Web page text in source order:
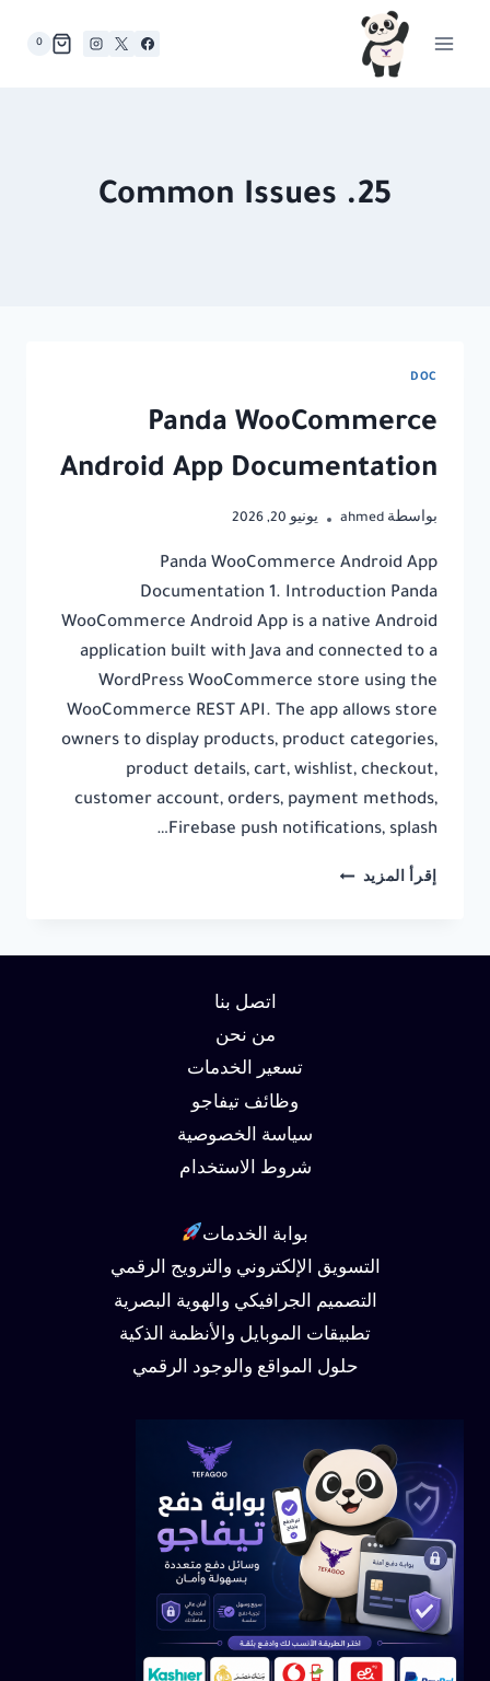
0
25. Common Issues
DOC
Panda WooCommerce
Android App Documentation
بواسطة ahmed يونيو 20, 2026
Panda WooCommerce Android App
Documentation 1. Introduction Panda
WooCommerce Android App is a native Android
application built with Java and connected to a
WordPress WooCommerce store using the
WooCommerce REST API. The app allows store
owners to display products, product categories,
product details, cart, wishlist, checkout,
customer account, orders, payment methods,
Firebase push notifications, splash…
إقرأ المزيد PANDA
اتصل بنا
من نحن
تسعير الخدمات
وظائف تيفاجو
سياسة الخصوصية
شروط الاستخدام
بوابة الخدمات
التسويق الإلكتروني والترويج الرقمي
التصميم الجرافيكي والهوية البصرية
تطبيقات الموبايل والأنظمة الذكية
حلول المواقع والوجود الرقمي